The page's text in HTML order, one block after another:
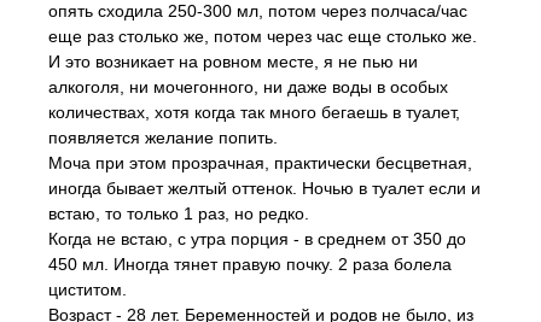
опять сходила 250-300 мл, потом через полчаса/час
еще раз столько же, потом через час еще столько же.
И это возникает на ровном месте, я не пью ни
алкоголя, ни мочегонного, ни даже воды в особых
количествах, хотя когда так много бегаешь в туалет,
появляется желание попить.
Моча при этом прозрачная, практически бесцветная,
иногда бывает желтый оттенок. Ночью в туалет если и
встаю, то только 1 раз, но редко.
Когда не встаю, с утра порция - в среднем от 350 до
450 мл. Иногда тянет правую почку. 2 раза болела
циститом.
Возраст - 28 лет. Беременностей и родов не было, из